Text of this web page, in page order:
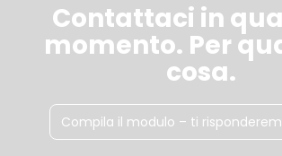
Contattaci in
momento. Per
cosa.
Compila il modulo – ti